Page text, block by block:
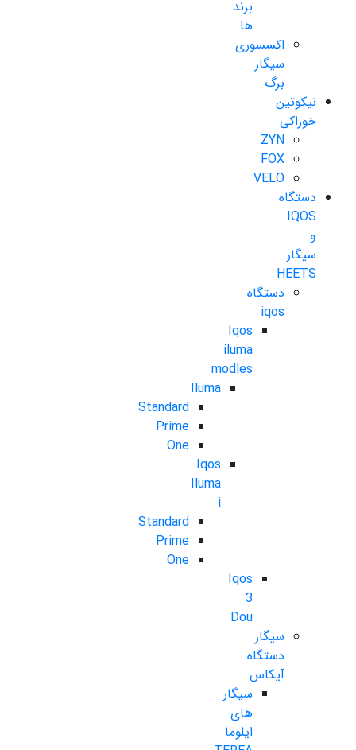
برند
ها
اکسسوری
سیگار
برگ
نیکوتین
خوراکی
ZYN
FOX
VELO
دستگاه
IQOS
و
سیگار
HEETS
دستگاه
iqos
Iqos
iluma
modles
Iluma
Standard
Prime
One
Iqos
Iluma
i
Standard
Prime
One
Iqos
3
Dou
سیگار
دستگاه
آیکاس
سیگار
های
ایلوما